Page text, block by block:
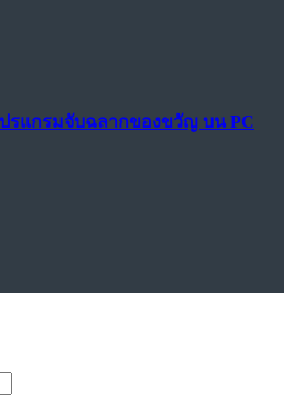
ปรแกรมจับฉลากของขวัญ บน PC